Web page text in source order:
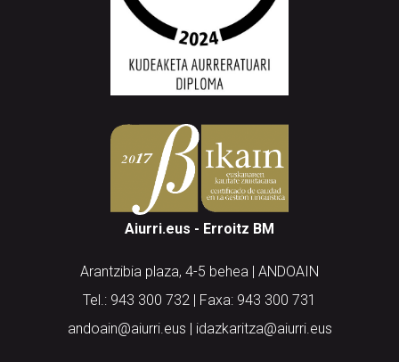
Aiurri.eus - Erroitz BM
Arantzibia plaza, 4-5 behea | ANDOAIN
Tel.: 943 300 732 | Faxa: 943 300 731
andoain@aiurri.eus | idazkaritza@aiurri.eus